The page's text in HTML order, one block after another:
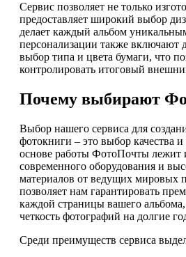
Сервис позволяет не только
предоставляет широкий выбор
делает каждый альбом
персонализации также включают
выбор типа и цвета бумаги, что
контролировать итоговый
Почему выбирают
Выбор нашего сервиса для
фотокниги – это выбор качества
основе работы ФотоПочты лежит
современного оборудования и
материалов от ведущих мировых
позволяет нам гарантировать
каждой страницы вашего альбома,
четкость фотографий на долгие
Среди преимуществ сервиса